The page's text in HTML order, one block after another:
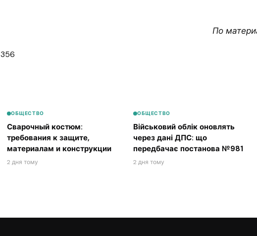
По
356
ОБЩЕСТВО
Сварочный костюм:
требования к защите,
материалам и конструкции
2 дня тому
ОБЩЕСТВО
Військовий облік оновлять
через дані ДПС: що
передбачає постанова №981
2 дня тому